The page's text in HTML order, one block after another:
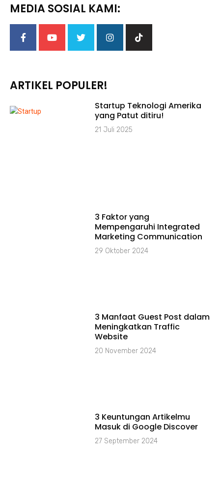
MEDIA SOSIAL KAMI:
ARTIKEL POPULER!
Startup Teknologi Amerika
yang Patut ditiru!
21 Juli 2025
3 Faktor yang
Mempengaruhi Integrated
Marketing Communication
29 Oktober 2024
3 Manfaat Guest Post dalam
Meningkatkan Traffic
Website
20 November 2024
3 Keuntungan Artikelmu
Masuk di Google Discover
27 September 2024